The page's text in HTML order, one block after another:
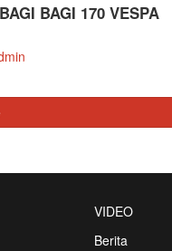
BAGI 170 VESPA
VIDEO
Berita